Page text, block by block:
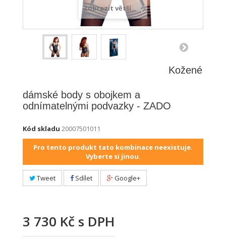
Zobrazit větší
Kožené
dámské body s obojkem a
odnímatelnými podvazky - ZADO
Kód skladu 20007501011
Pro tento produkt tato kombinace neexistuje.
Vyberte si jinou.
Tweet Sdílet Google+
3 730 Kč s DPH